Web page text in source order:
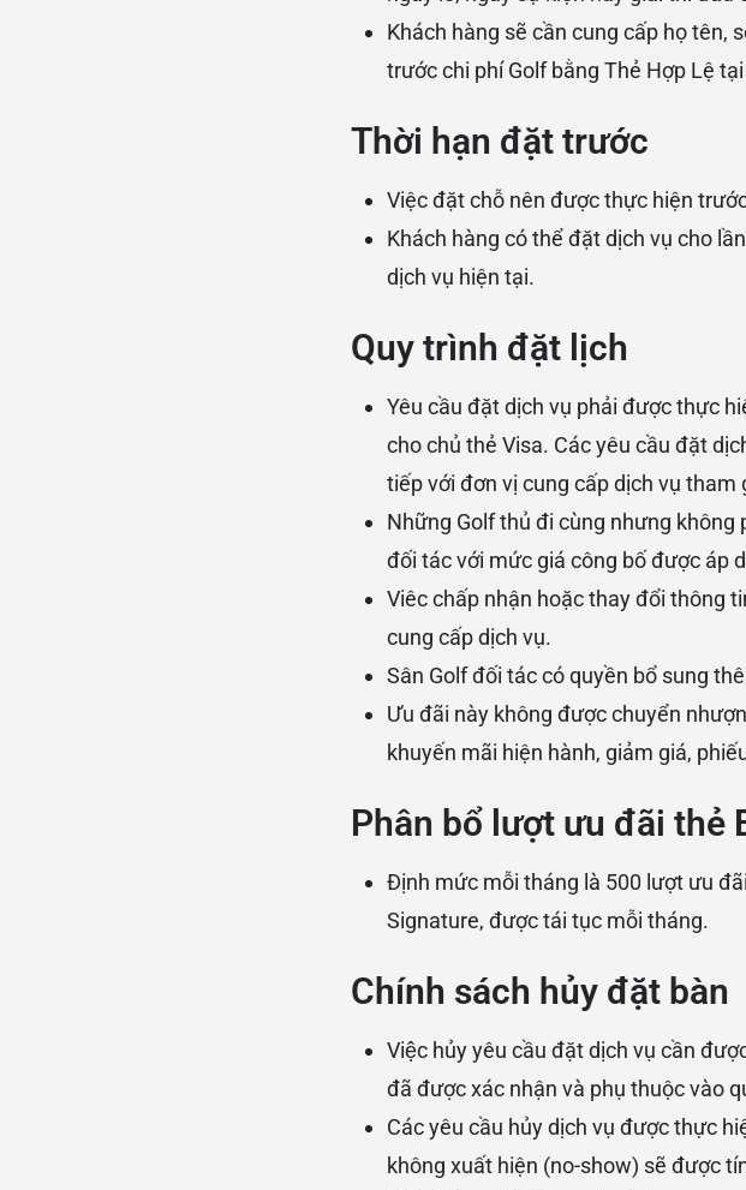
Khách hàng sẽ cần cung cấp họ tên,
trước chi phí Golf bằng Thẻ Hợp Lệ
Thời hạn đặt trước
Việc đặt chỗ nên được thực hiện
Khách hàng có thể đặt dịch vụ cho
dịch vụ hiện tại.
Quy trình đặt lịch
Yêu cầu đặt dịch vụ phải được thực
cho chủ thẻ Visa. Các yêu cầu đặt
tiếp với đơn vị cung cấp dịch vụ
Những Golf thủ đi cùng nhưng không
đối tác với mức giá công bố được áp
Viêc chấp nhận hoặc thay đổi thông
cung cấp dịch vụ.
Sân Golf đối tác có quyền bổ sung
Ưu đãi này không được chuyển
khuyến mãi hiện hành, giảm giá,
Phân bổ lượt ưu đãi thẻ
Định mức mỗi tháng là 500 lượt ưu
Signature, được tái tục mỗi tháng.
Chính sách hủy đặt bàn
Việc hủy yêu cầu đặt dịch vụ cần
đã được xác nhận và phụ thuộc vào
Các yêu cầu hủy dịch vụ được thực
không xuất hiện (no-show) sẽ được